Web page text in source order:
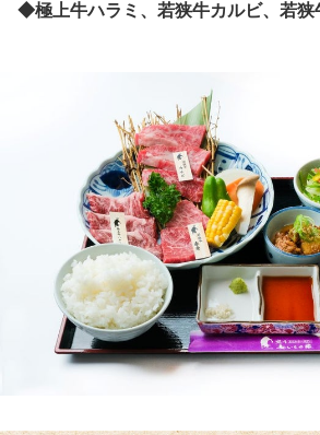
◆極上牛ハラミ、若狭牛カルビ、若